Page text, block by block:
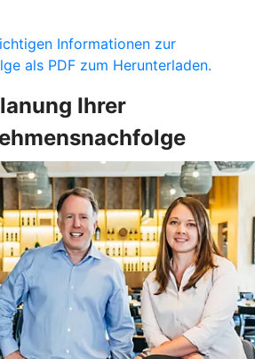
Informationen zur
als PDF zum Herunterladen.
Ihrer